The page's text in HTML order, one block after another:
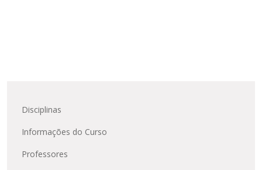
Disciplinas
Informações do Curso
Professores